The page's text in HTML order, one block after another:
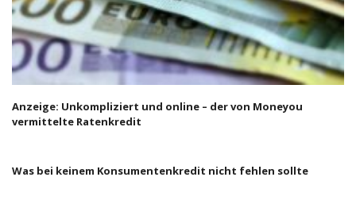
Anzeige: Unkompliziert und online – der von Moneyou
vermittelte Ratenkredit
Was bei keinem Konsumentenkredit nicht fehlen sollte